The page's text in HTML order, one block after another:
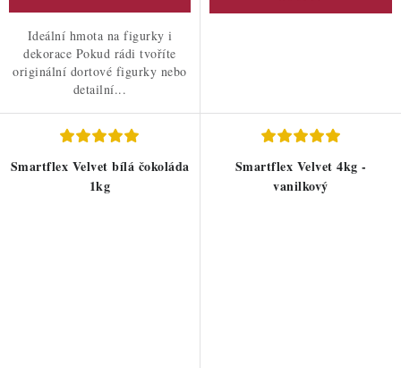
Ideální hmota na figurky i
dekorace Pokud rádi tvoříte
originální dortové figurky nebo
detailní...
Smartflex Velvet bílá čokoláda
1kg
Smartflex Velvet 4kg -
vanilkový